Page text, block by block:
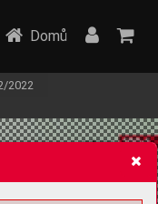
Domů
2022